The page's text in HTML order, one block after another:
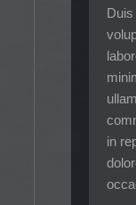
Duis
in